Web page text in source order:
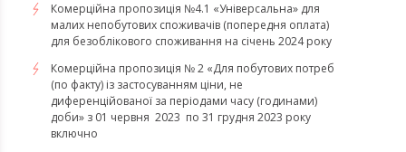
Комерційна пропозиція №4.1 «Універсальна» для
малих непобутових споживачів (попередня оплата)
для безоблікового споживання на січень 2024 року
Комерційна пропозиція № 2 «Для побутових потреб
(по факту) із застосуванням ціни, не
диференційованої за періодами часу (годинами)
доби» з 01 червня 2023 по 31 грудня 2023 року
включно